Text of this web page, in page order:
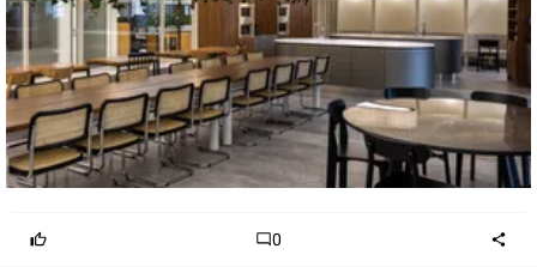
0